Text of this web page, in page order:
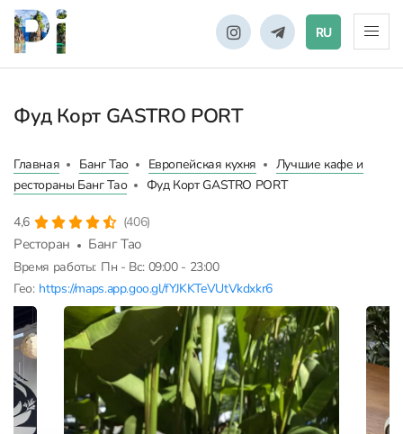
RU
Фуд Корт GASTRO PORT
Главная Банг Тао Европейская кухня
Лучшие кафе и
рестораны Банг Тао
Фуд Корт GASTRO PORT
4,6 (406)
Ресторан Банг Тао
Время работы: Пн - Вс: 09:00 - 23:00
Гео: https://maps.app.goo.gl/fYJKKTeVUtVkdxkr6